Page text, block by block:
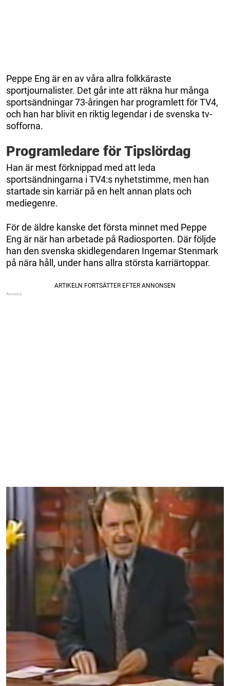
Peppe Eng är en av våra allra folkkäraste
sportjournalister. Det går inte att räkna hur många
sportsändningar 73-åringen har programlett för TV4,
och han har blivit en riktig legendar i de svenska tv-
sofforna.
Programledare för Tipslördag
Han är mest förknippad med att leda
sportsändningarna i TV4:s nyhetstimme, men han
startade sin karriär på en helt annan plats och
mediegenre.
För de äldre kanske det första minnet med Peppe
Eng är när han arbetade på Radiosporten. Där följde
han den svenska skidlegendaren Ingemar Stenmark
på nära håll, under hans allra största karriärtoppar.